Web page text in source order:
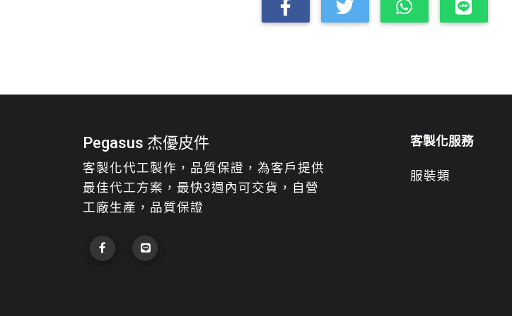
Pegasus 杰優皮件
客製化代工製作，品質保證，為客戶提供
最佳代工方案，最快3週內可交貨，自營
工廠生產，品質保證
客製化服務
服裝類